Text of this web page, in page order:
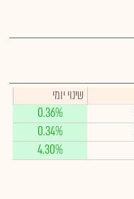
שינוי יומי
0.36%
0.34%
4.30%